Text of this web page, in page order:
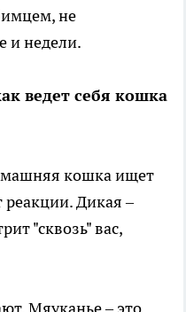
не
и недели.
ведет себя кошка
кошка ищет
реакции. Дикая –
"сквозь" вас,
Мяуканье – это